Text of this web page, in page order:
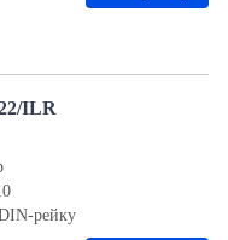
ILR
рейку